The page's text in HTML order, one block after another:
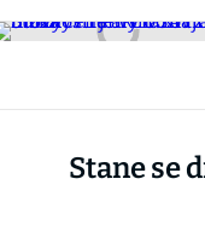
Stane se